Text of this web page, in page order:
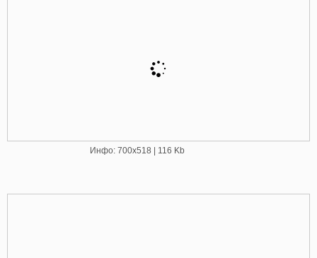
Инфо: 700х518 | 116 Kb